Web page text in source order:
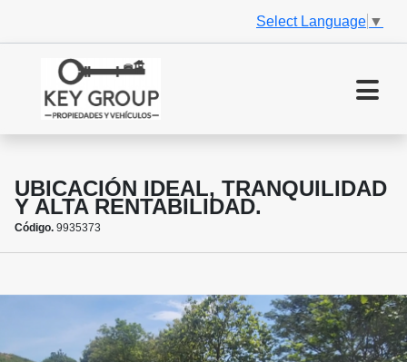
Select Language ▼
UBICACIÓN IDEAL, TRANQUILIDAD
Y ALTA RENTABILIDAD.
Código. 9935373